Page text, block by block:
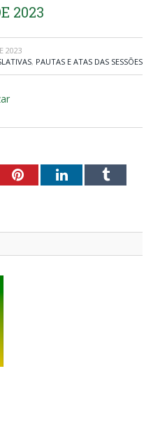
2023
2023
, PAUTAS E ATAS DAS SESSÕES
PinterestLinkedInTumblr